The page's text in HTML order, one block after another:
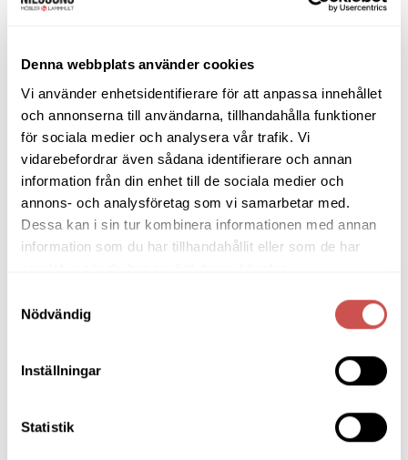
Denna webbplats använder cookies
Vi använder enhetsidentifierare för att anpassa innehållet
och annonserna till användarna, tillhandahålla funktioner
för sociala medier och analysera vår trafik. Vi
vidarebefordrar även sådana identifierare och annan
information från din enhet till de sociala medier och
annons- och analysföretag som vi samarbetar med.
Dessa kan i sin tur kombinera informationen med annan
information som du har tillhandahållit eller som de har
Nödvändig
Inställningar
Statistik
Lägg
till i
Mavis